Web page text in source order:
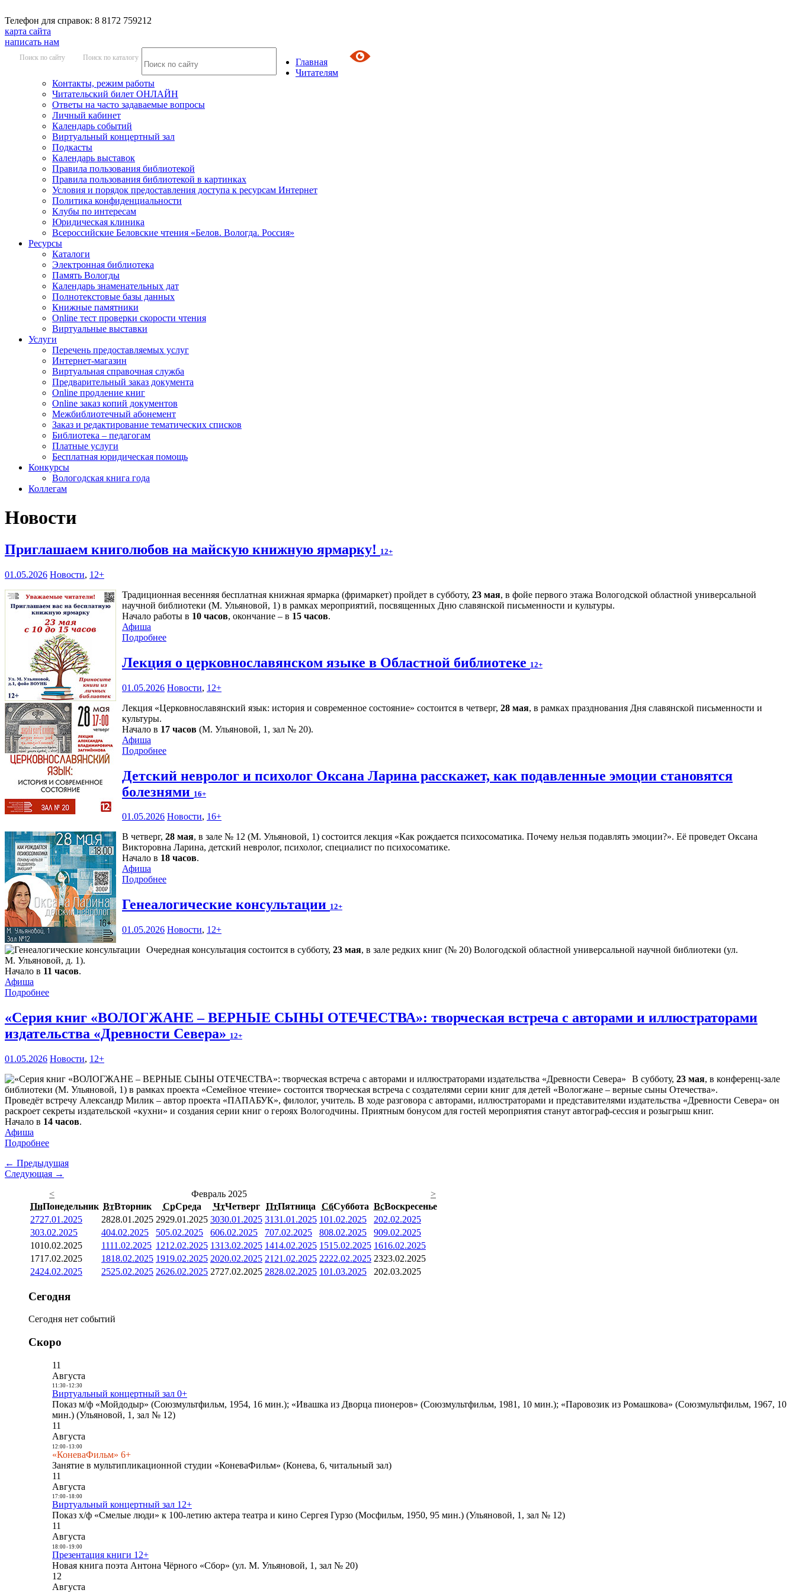
Телефон для справок: 8 8172 759212
карта сайта
написать нам
Поиск по сайту Поиск по каталогу
Главная
Читателям
Контакты, режим работы
Читательский билет ОНЛАЙН
Ответы на часто задаваемые вопросы
Личный кабинет
Календарь событий
Виртуальный концертный зал
Подкасты
Календарь выставок
Правила пользования библиотекой
Правила пользования библиотекой в картинках
Условия и порядок предоставления доступа к ресурсам Интернет
Политика конфиденциальности
Клубы по интересам
Юридическая клиника
Всероссийские Беловские чтения «Белов. Вологда. Россия»
Ресурсы
Каталоги
Электронная библиотека
Память Вологды
Календарь знаменательных дат
Полнотекстовые базы данных
Книжные памятники
Online тест проверки скорости чтения
Виртуальные выставки
Услуги
Перечень предоставляемых услуг
Интернет-магазин
Виртуальная справочная служба
Предварительный заказ документа
Online продление книг
Online заказ копий документов
Межбиблиотечный абонемент
Заказ и редактирование тематических списков
Библиотека – педагогам
Платные услуги
Бесплатная юридическая помощь
Конкурсы
Вологодская книга года
Коллегам
Новости
Приглашаем книголюбов на майскую книжную ярмарку! 12+
01.05.2026 Новости, 12+
Традиционная весенняя бесплатная книжная ярмарка (фримаркет) пройдет в субботу, 23 мая, в фойе первого этажа Вологодской областной универсальной
научной библиотеки (М. Ульяновой, 1) в рамках мероприятий, посвященных Дню славянской письменности и культуры.
Начало работы в 10 часов, окончание – в 15 часов.
Афиша
Подробнее
Лекция о церковнославянском языке в Областной библиотеке 12+
01.05.2026 Новости, 12+
Лекция «Церковнославянский язык: история и современное состояние» состоится в четверг, 28 мая, в рамках празднования Дня славянской письменности и
культуры.
Начало в 17 часов (М. Ульяновой, 1, зал № 20).
Афиша
Подробнее
Детский невролог и психолог Оксана Ларина расскажет, как подавленные эмоции становятся
болезнями 16+
01.05.2026 Новости, 16+
В четверг, 28 мая, в зале № 12 (М. Ульяновой, 1) состоится лекция «Как рождается психосоматика. Почему нельзя подавлять эмоции?». Её проведет Оксана
Викторовна Ларина, детский невролог, психолог, специалист по психосоматике.
Начало в 18 часов.
Афиша
Подробнее
Генеалогические консультации 12+
01.05.2026 Новости, 12+
Очередная консультация состоится в субботу, 23 мая, в зале редких книг (№ 20) Вологодской областной универсальной научной библиотеки (ул.
М. Ульяновой, д. 1).
Начало в 11 часов.
Афиша
Подробнее
«Серия книг «ВОЛОГЖАНЕ – ВЕРНЫЕ СЫНЫ ОТЕЧЕСТВА»: творческая встреча с авторами и иллюстраторами
издательства «Древности Севера» 12+
01.05.2026 Новости, 12+
В субботу, 23 мая, в конференц-зале
библиотеки (М. Ульяновой, 1) в рамках проекта «Семейное чтение» состоится творческая встреча с создателями серии книг для детей «Вологжане – верные сыны Отечества».
Проведёт встречу Александр Милик – автор проекта «ПАПАБУК», филолог, учитель. В ходе разговора с авторами, иллюстраторами и представителями издательства «Древности Севера» он
раскроет секреты издательской «кухни» и создания серии книг о героях Вологодчины. Приятным бонусом для гостей мероприятия станут автограф-сессия и розыгрыш книг.
Начало в 14 часов.
Афиша
Подробнее
← Предыдущая
Следующая →
<
Февраль 2025
>
ПнПонедельник ВтВторник СрСреда ЧтЧетверг ПтПятница СбСуббота ВсВоскресенье
2727.01.2025 2828.01.2025 2929.01.2025 3030.01.2025 3131.01.2025 101.02.2025 202.02.2025
303.02.2025 404.02.2025 505.02.2025 606.02.2025 707.02.2025 808.02.2025 909.02.2025
1010.02.2025 1111.02.2025 1212.02.2025 1313.02.2025 1414.02.2025 1515.02.2025 1616.02.2025
1717.02.2025 1818.02.2025 1919.02.2025 2020.02.2025 21 21.02.2025 2222.02.2025 2323.02.2025
2424.02.2025 2525.02.2025 2626.02.2025 2727.02.2025 2828.02.2025 101.03.2025 202.03.2025
Сегодня
Сегодня нет событий
Скоро
11
Августа
11:30- 12:30
Виртуальный концертный зал 0+
Показ м/ф «Мойдодыр» (Союзмультфильм, 1954, 16 мин.); «Ивашка из Дворца пионеров» (Союзмультфильм, 1981, 10 мин.); «Паровозик из Ромашкова» (Союзмультфильм, 1967, 10
мин.) (Ульяновой, 1, зал № 12)
11
Августа
12:00- 13:00
«КоневаФильм» 6+
Занятие в мультипликационной студии «КоневаФильм» (Конева, 6, читальный зал)
11
Августа
17:00- 18:00
Виртуальный концертный зал 12+
Показ х/ф «Смелые люди» к 100-летию актера театра и кино Сергея Гурзо (Мосфильм, 1950, 95 мин.) (Ульяновой, 1, зал № 12)
11
Августа
18:00- 19:00
Презентация книги 12+
Новая книга поэта Антона Чёрного «Сбор» (ул. М. Ульяновой, 1, зал № 20)
12
Августа